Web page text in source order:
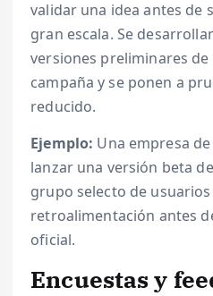
validar una idea antes de
gran escala. Se
versiones preliminares
campaña y se ponen a
reducido.
Ejemplo: Una empresa
lanzar una versión beta
grupo selecto de
retroalimentación antes
oficial.
Encuestas y